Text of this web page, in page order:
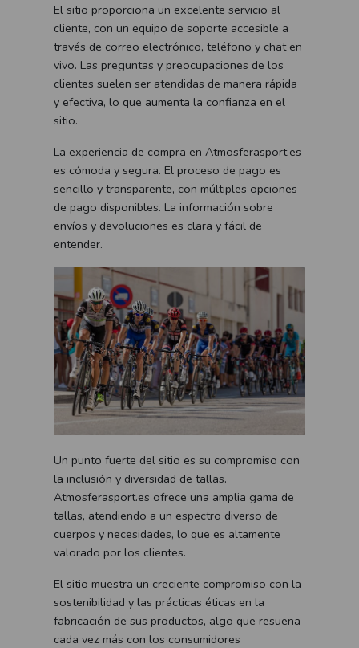
El sitio proporciona un excelente servicio al
cliente, con un equipo de soporte accesible a
través de correo electrónico, teléfono y chat en
vivo. Las preguntas y preocupaciones de los
clientes suelen ser atendidas de manera rápida
y efectiva, lo que aumenta la confianza en el
sitio.
La experiencia de compra en Atmosferasport.es
es cómoda y segura. El proceso de pago es
sencillo y transparente, con múltiples opciones
de pago disponibles. La información sobre
envíos y devoluciones es clara y fácil de
entender.
Un punto fuerte del sitio es su compromiso con
la inclusión y diversidad de tallas.
Atmosferasport.es ofrece una amplia gama de
tallas, atendiendo a un espectro diverso de
cuerpos y necesidades, lo que es altamente
valorado por los clientes.
El sitio muestra un creciente compromiso con la
sostenibilidad y las prácticas éticas en la
fabricación de sus productos, algo que resuena
cada vez más con los consumidores